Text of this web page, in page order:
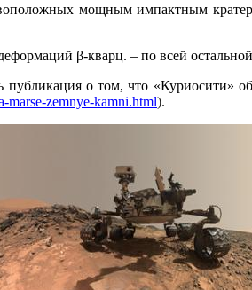
мощным импактным
β-кварц. – по всей
о том, что «Куриосити»
marse-zemnye-kamni.html).